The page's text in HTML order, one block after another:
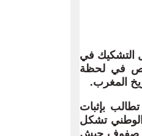
التشكيك في
في لحظة
المغرب.
بإثبات
الوطني تشكل
في صفوف جيش